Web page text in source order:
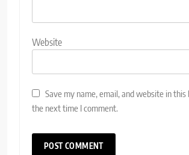
Website
Save my name, email, and website in
the next time I comment.